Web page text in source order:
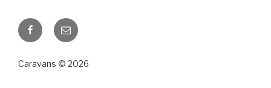
FacebookEmail
Caravans © 2026